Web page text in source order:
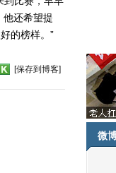
他还希望提
的榜样。”
[保存到博客]
微